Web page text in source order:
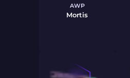
AWP
Mortis